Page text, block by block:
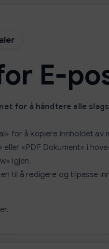
E-
for å håndtere alle
for å kopiere innholdet av
eller «PDF Dokument» i
igjen.
til å redigere og tilpasse